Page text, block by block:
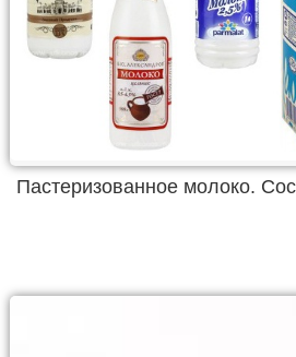
Пастеризованное молоко.